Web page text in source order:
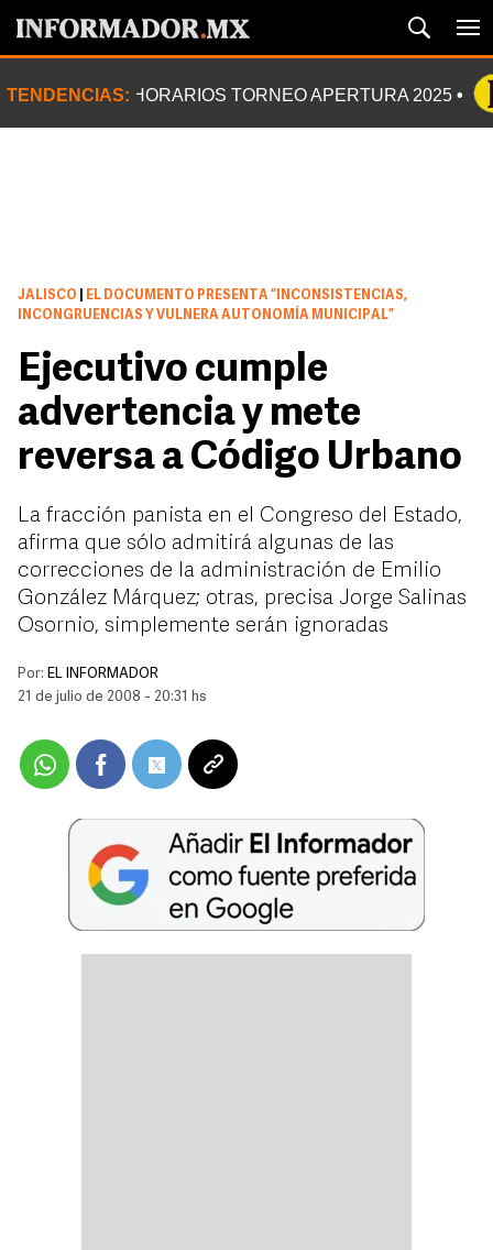
TENDENCIAS: HORARIOS TORNEO APERTURA 2025
JALISCO
EL DOCUMENTO PRESENTA “INCONSISTENCIAS,
INCONGRUENCIAS Y VULNERA AUTONOMÍA MUNICIPAL”
Ejecutivo cumple
advertencia y mete
reversa a Código Urbano
La fracción panista en el Congreso del Estado,
afirma que sólo admitirá algunas de las
correcciones de la administración de Emilio
González Márquez; otras, precisa Jorge Salinas
Osornio, simplemente serán ignoradas
Por: EL INFORMADOR
21 de julio de 2008 - 20:31 hs